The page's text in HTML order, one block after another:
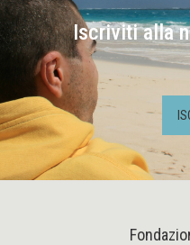
Iscriviti alla